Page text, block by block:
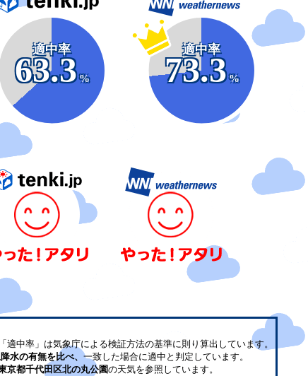
適中率
63.3
%
適中率
73.3
%
適中率」は気象庁による検証方法の基準に則り算出しています。
水の有無を比べ、 一致した場合に適中と判定しています。
京都千代田区北の丸公園の天気を参照しています。